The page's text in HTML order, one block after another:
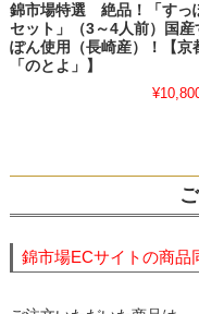
錦市場特選 絶品！「すっ
セット」（3～4人前）国産
ぽん使用（長崎産）！【京
「のとよ」】
錦市場ECサイトの商品